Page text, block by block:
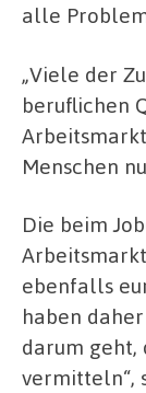
alle
„Viele der
beruflichen
Menschen
Die beim
ebenfalls
haben
darum geht,
vermitteln“,